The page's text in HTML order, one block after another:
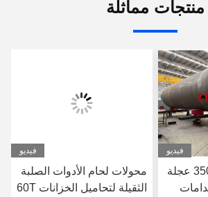
منتجات مماثلة
فيديو
500mm إلى 3500mm عجلة
فيديو
محولات لحام الأدوات الصلبة
الثقيلة لتحاميل الخزانات 60T